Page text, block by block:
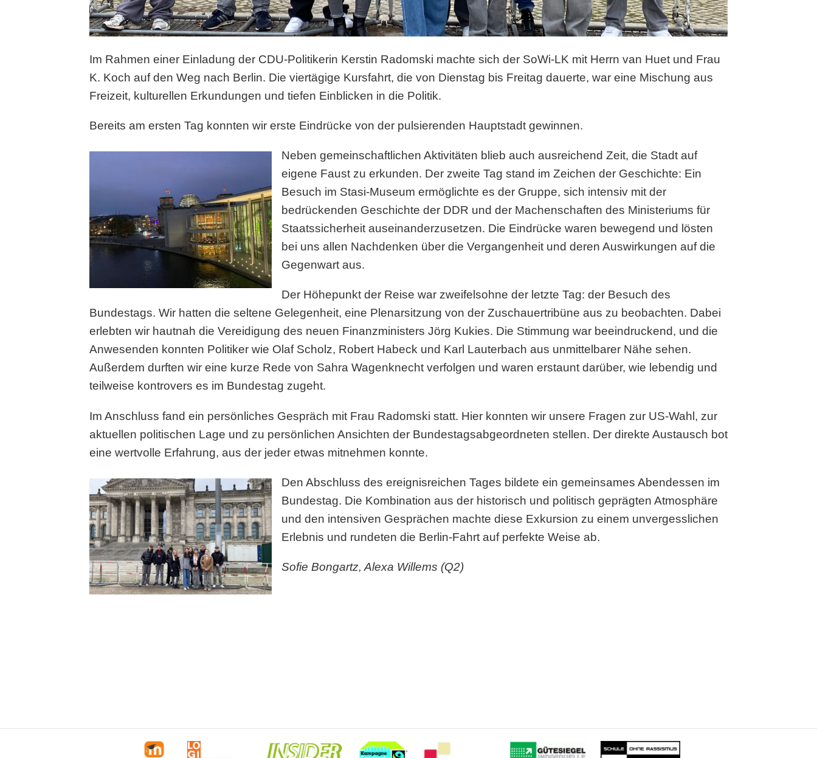
Im Rahmen einer Einladung der CDU-Politikerin Kerstin Radomski machte sich der SoWi-LK mit Herrn van Huet und Frau
K. Koch auf den Weg nach Berlin. Die viertägige Kursfahrt, die von Dienstag bis Freitag dauerte, war eine Mischung aus
Freizeit, kulturellen Erkundungen und tiefen Einblicken in die Politik.
Bereits am ersten Tag konnten wir erste Eindrücke von der pulsierenden Hauptstadt gewinnen.
Neben gemeinschaftlichen Aktivitäten blieb auch ausreichend Zeit, die Stadt auf
eigene Faust zu erkunden. Der zweite Tag stand im Zeichen der Geschichte: Ein
Besuch im Stasi-Museum ermöglichte es der Gruppe, sich intensiv mit der
bedrückenden Geschichte der DDR und der Machenschaften des Ministeriums für
Staatssicherheit auseinanderzusetzen. Die Eindrücke waren bewegend und lösten
bei uns allen Nachdenken über die Vergangenheit und deren Auswirkungen auf die
Gegenwart aus.
Der Höhepunkt der Reise war zweifelsohne der letzte Tag: der Besuch des
Bundestags. Wir hatten die seltene Gelegenheit, eine Plenarsitzung von der Zuschauertribüne aus zu beobachten. Dabei
erlebten wir hautnah die Vereidigung des neuen Finanzministers Jörg Kukies. Die Stimmung war beeindruckend, und die
Anwesenden konnten Politiker wie Olaf Scholz, Robert Habeck und Karl Lauterbach aus unmittelbarer Nähe sehen.
Außerdem durften wir eine kurze Rede von Sahra Wagenknecht verfolgen und waren erstaunt darüber, wie lebendig und
teilweise kontrovers es im Bundestag zugeht.
Im Anschluss fand ein persönliches Gespräch mit Frau Radomski statt. Hier konnten wir unsere Fragen zur US-Wahl, zur
aktuellen politischen Lage und zu persönlichen Ansichten der Bundestagsabgeordneten stellen. Der direkte Austausch bot
eine wertvolle Erfahrung, aus der jeder etwas mitnehmen konnte.
Den Abschluss des ereignisreichen Tages bildete ein gemeinsames Abendessen im
Bundestag. Die Kombination aus der historisch und politisch geprägten Atmosphäre
und den intensiven Gesprächen machte diese Exkursion zu einem unvergesslichen
Erlebnis und rundeten die Berlin-Fahrt auf perfekte Weise ab.
Sofie Bongartz, Alexa Willems (Q2)